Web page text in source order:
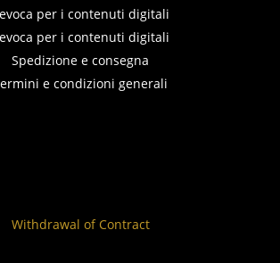
per i contenuti digitali
per i contenuti digitali
Spedizione e consegna
e condizioni generali
Withdrawal of Contract